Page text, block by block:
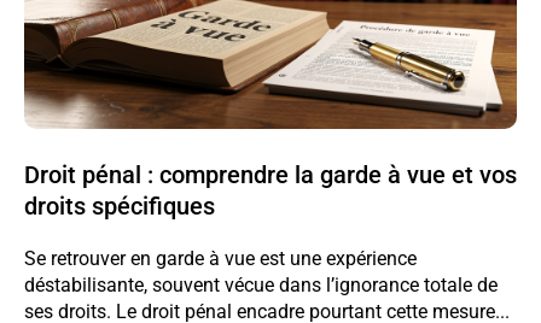
Droit pénal : comprendre la garde à vue et vos
droits spécifiques
Se retrouver en garde à vue est une expérience
déstabilisante, souvent vécue dans l’ignorance totale de
ses droits. Le droit pénal encadre pourtant cette mesure...